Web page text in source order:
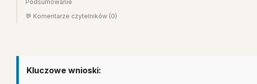
Podsumowanie
💬 Komentarze czytelników (0)
Kluczowe wnioski: